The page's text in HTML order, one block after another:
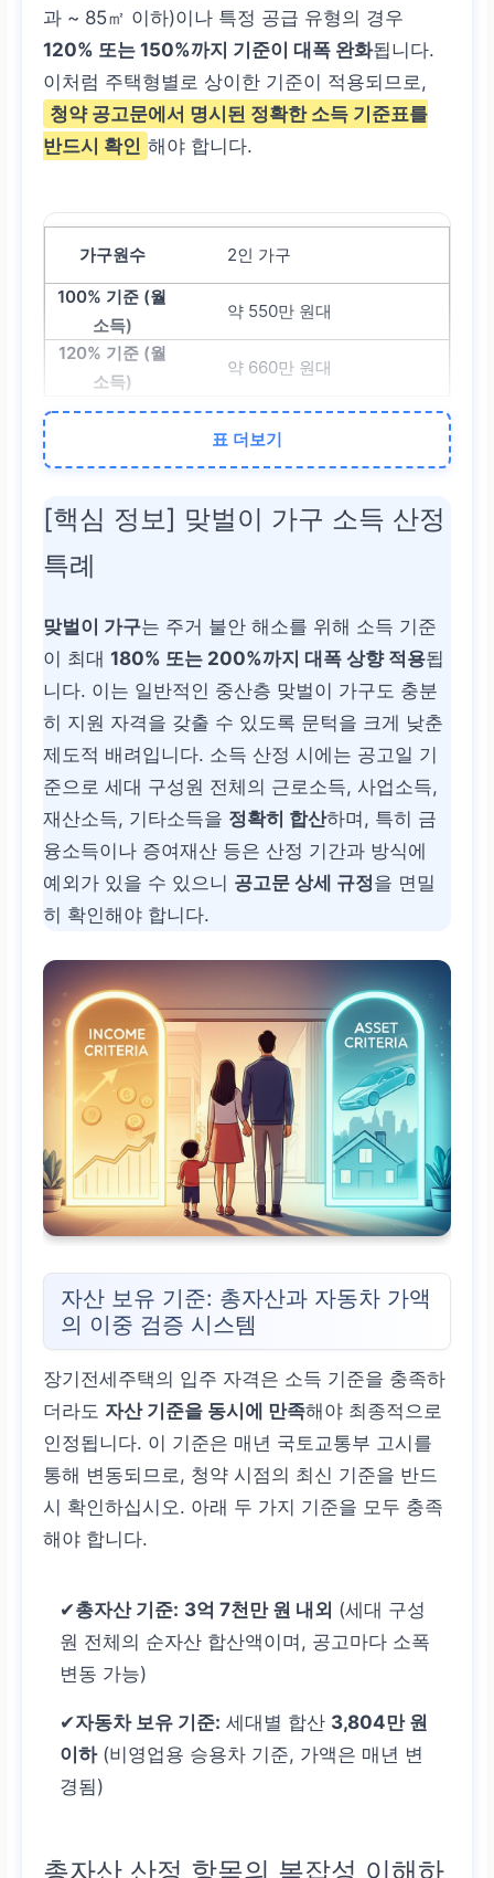
과 ~ 85㎡ 이하)이나 특정 공급 유형의 경우
120% 또는 150%까지 기준이 대폭 완화됩니다.
이처럼 주택형별로 상이한 기준이 적용되므로,
청약 공고문에서 명시된 정확한 소득 기준표를
반드시 확인 해야 합니다.
2인 가구
약 550만 원대
약 660만 원대
3인 가구
4인 가구
약 760만 원대
약 912만 원대
표 더보기
[핵심 정보] 맞벌이 가구 소득 산정
특례
맞벌이 가구는 주거 불안 해소를 위해 소득 기준
이 최대180% 또는 200%까지 대폭 상향 적용됩
니다. 이는 일반적인 중산층 맞벌이 가구도 충분
히 지원 자격을 갖출 수 있도록 문턱을 크게 낮춘
제도적 배려입니다. 소득 산정 시에는 공고일 기
준으로 세대 구성원 전체의 근로소득, 사업소득,
재산소득, 기타소득을 정확히 합산하며, 특히 금
융소득이나 증여재산 등은 산정 기간과 방식에
예외가 있을 수 있으니 공고문 상세 규정을 면밀
히 확인해야 합니다.
자산 보유 기준: 총자산과 자동차 가액
의 이중 검증 시스템
장기전세주택의 입주 자격은 소득 기준을 충족하
더라도 자산 기준을 동시에 만족해야 최종적으로
인정됩니다. 이 기준은 매년 국토교통부 고시를
통해 변동되므로, 청약 시점의 최신 기준을 반드
시 확인하십시오. 아래 두 가지 기준을 모두 충족
해야 합니다.
✔총자산 기준: 3억 7천만 원 내외 (세대 구성
원 전체의 순자산 합산액이며, 공고마다 소폭
변동 가능)
✔자동차 보유 기준: 세대별 합산 3,804만 원
이하(비영업용 승용차 기준, 가액은 매년 변
경됨)
총자산 산정 항목의 복잡성 이해하